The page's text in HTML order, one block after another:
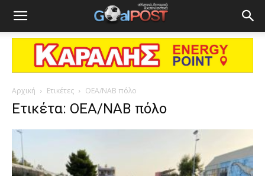
Αρχική Ετικέτες ΟΕΑ/ΝΑΒ πόλο
Ετικέτα: ΟΕΑ/ΝΑΒ πόλο